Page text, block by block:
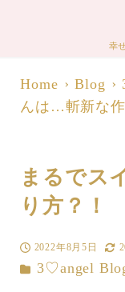
幸
Home Blog
んは…斬新な作
まるでス
り方？！
投稿日
2022年8月5日
更
カテゴリー
3♡angel